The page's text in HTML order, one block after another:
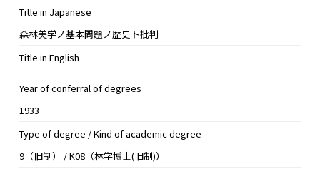
Title in Japanese
森林美学ノ基本問題ノ歴史ト批判
Title in English
Year of conferral of degrees
1933
Type of degree / Kind of academic degree
9（旧制） / K08（林学博士(旧制)）